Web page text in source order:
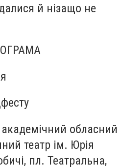
й нізащо не
обласний
театр ім. Юрія
пл. Театральна,